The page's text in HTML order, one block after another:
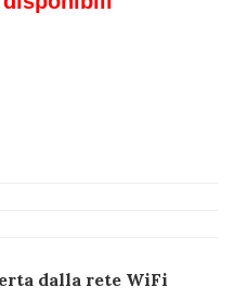
dalla rete WiFi